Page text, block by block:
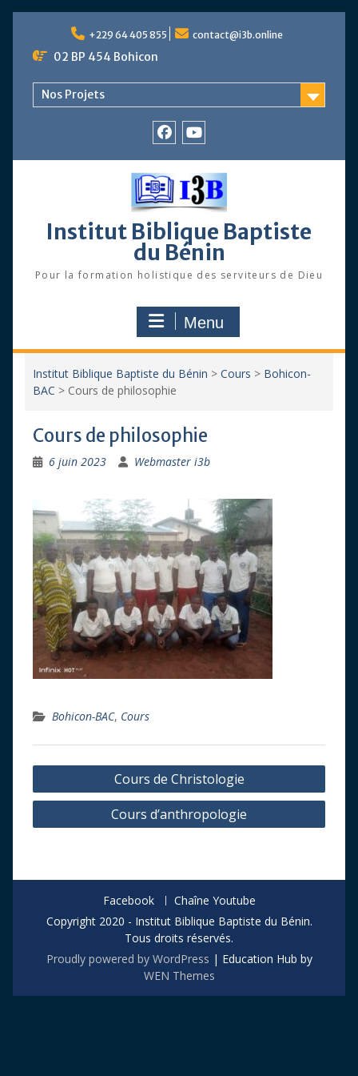
content
+229 64 405 855 contact@i3b.online
02 BP 454 Bohicon
Nos Projets
Youtube
Institut Biblique Baptiste
du Bénin
Pour la formation holistique des serviteurs de Dieu
Menu
Institut Biblique Baptiste du Bénin > Cours > Bohicon-
BAC > Cours de philosophie
Cours de philosophie
6 juin 2023 Webmaster i3b
Bohicon-BAC, Cours
Navigation
de
Cours de Christologie
Cours d’anthropologie
Facebook
Chaîne Youtube
Copyright 2020 - Institut Biblique Baptiste du Bénin.
Tous droits réservés.
Proudly powered by WordPress | Education Hub by
WEN Themes